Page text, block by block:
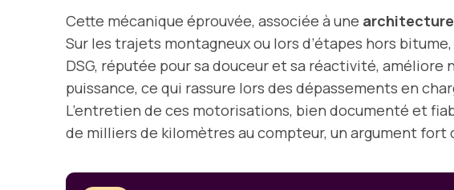
Cette mécanique éprouvée, associée à une
Sur les trajets montagneux ou lors d’étapes hors
DSG, réputée pour sa douceur et sa réactivité,
puissance, ce qui rassure lors des dépassements en
L’entretien de ces motorisations, bien documenté et
de milliers de kilomètres au compteur, un argument